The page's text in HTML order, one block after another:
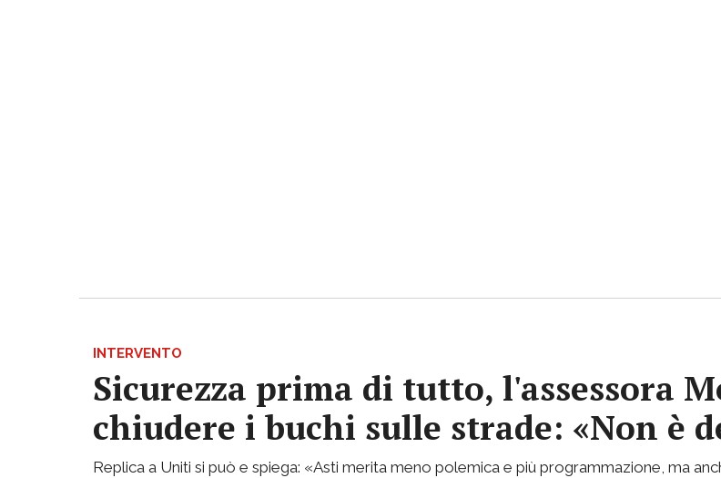
INTERVENTO
Sicurezza prima di tutto, l'assessora
chiudere i buchi sulle strade: «Non è
Replica a Uniti si può e spiega: «Asti merita meno polemica e più programmazione, ma